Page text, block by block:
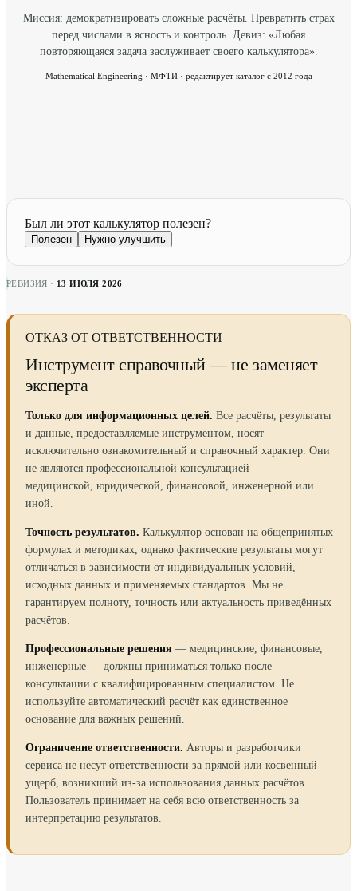
Миссия: демократизировать сложные расчёты. Превратить страх
перед числами в ясность и контроль. Девиз: «Любая
повторяющаяся задача заслуживает своего калькулятора».
Mathematical Engineering · МФТИ · редактирует каталог с 2012 года
Был ли этот калькулятор полезен?
Полезен Нужно улучшить
РЕВИЗИЯ · 13 ИЮЛЯ 2026
ОТКАЗ ОТ ОТВЕТСТВЕННОСТИ
Инструмент справочный — не заменяет
эксперта
Только для информационных целей. Все расчёты, результаты
и данные, предоставляемые инструментом, носят
исключительно ознакомительный и справочный характер. Они
не являются профессиональной консультацией —
медицинской, юридической, финансовой, инженерной или
иной.
Точность результатов. Калькулятор основан на общепринятых
формулах и методиках, однако фактические результаты могут
отличаться в зависимости от индивидуальных условий,
исходных данных и применяемых стандартов. Мы не
гарантируем полноту, точность или актуальность приведённых
расчётов.
Профессиональные решения — медицинские, финансовые,
инженерные — должны приниматься только после
консультации с квалифицированным специалистом. Не
используйте автоматический расчёт как единственное
основание для важных решений.
Ограничение ответственности. Авторы и разработчики
сервиса не несут ответственности за прямой или косвенный
ущерб, возникший из-за использования данных расчётов.
Пользователь принимает на себя всю ответственность за
интерпретацию результатов.